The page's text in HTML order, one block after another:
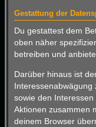
Gestattung der
Du gestattest dem
oben näher
betreiben und
Darüber hinaus ist
Interessenabwägung
sowie den
Aktionen zusammen
deinem Browser